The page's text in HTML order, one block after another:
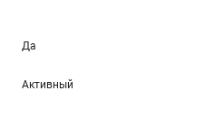
Да
Активный